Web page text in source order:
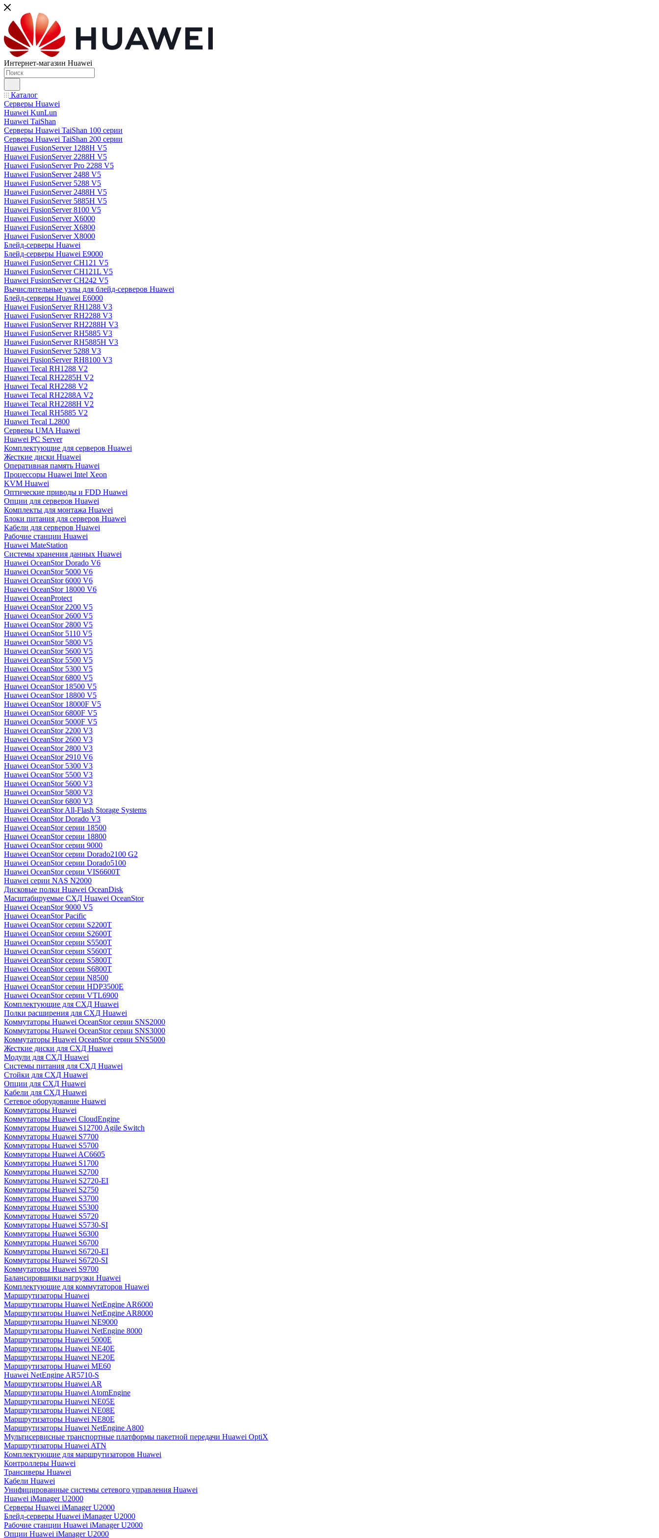
Интернет-магазин Huawei
Каталог
Серверы Huawei
Huawei KunLun
Huawei TaiShan
Серверы Huawei TaiShan 100 серии
Серверы Huawei TaiShan 200 серии
Huawei FusionServer 1288H V5
Huawei FusionServer 2288H V5
Huawei FusionServer Pro 2288 V5
Huawei FusionServer 2488 V5
Huawei FusionServer 5288 V5
Huawei FusionServer 2488H V5
Huawei FusionServer 5885H V5
Huawei FusionServer 8100 V5
Huawei FusionServer X6000
Huawei FusionServer X6800
Huawei FusionServer X8000
Блейд-серверы Huawei
Блейд-серверы Huawei E9000
Huawei FusionServer CH121 V5
Huawei FusionServer CH121L V5
Huawei FusionServer CH242 V5
Вычислительные узлы для блейд-серверов Huawei
Блейд-серверы Huawei E6000
Huawei FusionServer RH1288 V3
Huawei FusionServer RH2288 V3
Huawei FusionServer RH2288H V3
Huawei FusionServer RH5885 V3
Huawei FusionServer RH5885H V3
Huawei FusionServer 5288 V3
Huawei FusionServer RH8100 V3
Huawei Tecal RH1288 V2
Huawei Tecal RH2285H V2
Huawei Tecal RH2288 V2
Huawei Tecal RH2288A V2
Huawei Tecal RH2288H V2
Huawei Tecal RH5885 V2
Huawei Tecal L2800
Серверы UMA Huawei
Huawei PC Server
Комплектующие для серверов Huawei
Жесткие диски Huawei
Оперативная память Huawei
Процессоры Huawei Intel Xeon
KVM Huawei
Оптические приводы и FDD Huawei
Опции для серверов Huawei
Комплекты для монтажа Huawei
Блоки питания для серверов Huawei
Кабели для серверов Huawei
Рабочие станции Huawei
Huawei MateStation
Системы хранения данных Huawei
Huawei OceanStor Dorado V6
Huawei OceanStor 5000 V6
Huawei OceanStor 6000 V6
Huawei OceanStor 18000 V6
Huawei OceanProtect
Huawei OceanStor 2200 V5
Huawei OceanStor 2600 V5
Huawei OceanStor 2800 V5
Huawei OceanStor 5110 V5
Huawei OceanStor 5800 V5
Huawei OceanStor 5600 V5
Huawei OceanStor 5500 V5
Huawei OceanStor 5300 V5
Huawei OceanStor 6800 V5
Huawei OceanStor 18500 V5
Huawei OceanStor 18800 V5
Huawei OceanStor 18000F V5
Huawei OceanStor 6800F V5
Huawei OceanStor 5000F V5
Huawei OceanStor 2200 V3
Huawei OceanStor 2600 V3
Huawei OceanStor 2800 V3
Huawei OceanStor 2910 V6
Huawei OceanStor 5300 V3
Huawei OceanStor 5500 V3
Huawei OceanStor 5600 V3
Huawei OceanStor 5800 V3
Huawei OceanStor 6800 V3
Huawei OceanStor All-Flash Storage Systems
Huawei OceanStor Dorado V3
Huawei OceanStor серии 18500
Huawei OceanStor серии 18800
Huawei OceanStor серии 9000
Huawei OceanStor серии Dorado2100 G2
Huawei OceanStor серии Dorado5100
Huawei OceanStor серии VIS6600T
Huawei серии NAS N2000
Дисковые полки Huawei OceanDisk
Масштабируемые СХД Huawei OceanStor
Huawei OceanStor 9000 V5
Huawei OceanStor Pacific
Huawei OceanStor серии S2200T
Huawei OceanStor серии S2600T
Huawei OceanStor серии S5500T
Huawei OceanStor серии S5600T
Huawei OceanStor серии S5800T
Huawei OceanStor серии S6800T
Huawei OceanStor серии N8500
Huawei OceanStor серии HDP3500E
Huawei OceanStor серии VTL6900
Комплектующие для СХД Huawei
Полки расширения для СХД Huawei
Коммутаторы Huawei OceanStor серии SNS2000
Коммутаторы Huawei OceanStor серии SNS3000
Коммутаторы Huawei OceanStor серии SNS5000
Жесткие диски для СХД Huawei
Модули для СХД Huawei
Системы питания для СХД Huawei
Стойки для СХД Huawei
Опции для СХД Huawei
Кабели для СХД Huawei
Сетевое оборудование Huawei
Коммутаторы Huawei
Коммутаторы Huawei CloudEngine
Коммутаторы Huawei S12700 Agile Switch
Коммутаторы Huawei S7700
Коммутаторы Huawei S5700
Коммутаторы Huawei AC6605
Коммутаторы Huawei S1700
Коммутаторы Huawei S2700
Коммутаторы Huawei S2720-EI
Коммутаторы Huawei S2750
Коммутаторы Huawei S3700
Коммутаторы Huawei S5300
Коммутаторы Huawei S5720
Коммутаторы Huawei S5730-SI
Коммутаторы Huawei S6300
Коммутаторы Huawei S6700
Коммутаторы Huawei S6720-EI
Коммутаторы Huawei S6720-SI
Коммутаторы Huawei S9700
Балансировщики нагрузки Huawei
Комплектующие для коммутаторов Huawei
Маршрутизаторы Huawei
Маршрутизаторы Huawei NetEngine AR6000
Маршрутизаторы Huawei NetEngine AR8000
Маршрутизаторы Huawei NE9000
Маршрутизаторы Huawei NetEngine 8000
Маршрутизаторы Huawei 5000E
Маршрутизаторы Huawei NE40E
Маршрутизаторы Huawei NE20E
Маршрутизаторы Huawei ME60
Huawei NetEngine AR5710-S
Маршрутизаторы Huawei AR
Маршрутизаторы Huawei AtomEngine
Маршрутизаторы Huawei NE05E
Маршрутизаторы Huawei NE08E
Маршрутизаторы Huawei NE80E
Маршрутизаторы Huawei NetEngine A800
Мультисервисные транспортные платформы пакетной передачи Huawei OptiX
Маршрутизаторы Huawei ATN
Комплектующие для маршрутизаторов Huawei
Контроллеры Huawei
Трансиверы Huawei
Кабели Huawei
Унифицированные системы сетевого управления Huawei
Huawei iManager U2000
Серверы Huawei iManager U2000
Блейд-серверы Huawei iManager U2000
Рабочие станции Huawei iManager U2000
Опции Huawei iManager U2000